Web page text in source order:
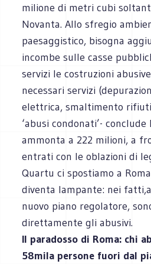
milione di metri cubi
Novanta. Allo sfregio
paesaggistico, bisogna
incombe sulle casse
servizi le costruzioni
necessari servizi
elettrica, smaltimento
‘abusi condonati’-
ammonta a 222 milioni, a
entrati con le oblazioni di
Quartu ci spostiamo a
diventa lampante: nei
nuovo piano regolatore,
direttamente gli abusivi.
Il paradosso di Roma: chi
58mila persone fuori dal